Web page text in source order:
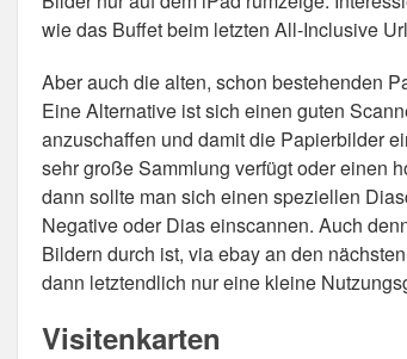
wie das Buffet beim letzten All-Inclusive
Aber auch die alten, schon bestehenden
Eine Alternative ist sich einen guten
anzuschaffen und damit die Papierbilder
sehr große Sammlung verfügt oder einen
dann sollte man sich einen speziellen
Negative oder Dias einscannen. Auch
Bildern durch ist, via ebay an den
dann letztendlich nur eine kleine
Visitenkarten